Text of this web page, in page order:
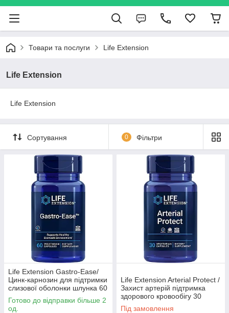
Товари та послуги Life Extension
Life Extension
Life Extension
Сортування 0 Фільтри
Life Extension Gastro-Ease/
Цинк-карнозин для підтримки
слизової оболонки шлунка 60
капсул BX240
Готово до відправки більше 2
од.
Life Extension Arterial Protect /
Захист артерій підтримка
здорового кровообігу 30
капсул BX965
Під замовлення